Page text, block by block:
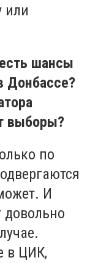
или
шансы
Донбассе?
выборы?
по
И
довольно
в ЦИК,